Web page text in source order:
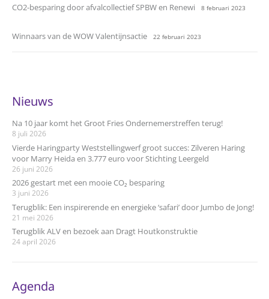
CO2-besparing door afvalcollectief SPBW en Renewi 8 februari 2023
Winnaars van de WOW Valentijnsactie 22 februari 2023
Nieuws
Na 10 jaar komt het Groot Fries Ondernemerstreffen terug!
8 juli 2026
Vierde Haringparty Weststellingwerf groot succes: Zilveren Haring
voor Marry Heida en 3.777 euro voor Stichting Leergeld
26 juni 2026
2026 gestart met een mooie CO₂ besparing
3 juni 2026
Terugblik: Een inspirerende en energieke ‘safari’ door Jumbo de Jong!
21 mei 2026
Terugblik ALV en bezoek aan Dragt Houtkonstruktie
24 april 2026
Agenda